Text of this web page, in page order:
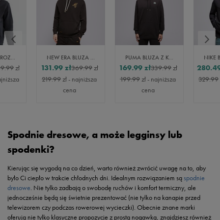
NIKE BLUZA ROZPINANA SPORTSWEAR CLUB FLEECE
zł
NEW ERA BLUZA Z KAPTUREM NE SCRIPT LOGO NONE
369.99zł
131.99 zł
219.99zł- najniższa
cena
PUMA BLUZA Z KAPTUREM FOR THE FANBASE SUPER PUMA
339.99zł
169.99 zł
199.99zł- najniższa
cena
329.99
Spodnie dresowe, a może legginsy lub
spodenki?
Kierując się wygodą na co dzień, warto również zwrócić uwagę na to, aby
było Ci ciepło w trakcie chłodnych dni. Idealnym rozwiązaniem są spodnie
dresowe. Nie tylko zadbają o swobodę ruchów i komfort termiczny, ale
jednocześnie będą się świetnie prezentować (nie tylko na kanapie przed
telewizorem czy podczas rowerowej wycieczki). Obecnie znane marki
oferują nie tylko klasyczne propozycje z prostą nogawką, znajdziesz również